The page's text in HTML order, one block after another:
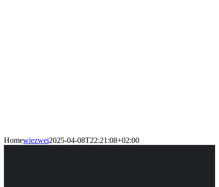
Homewiezwei2025-04-08T22:21:08+02:00